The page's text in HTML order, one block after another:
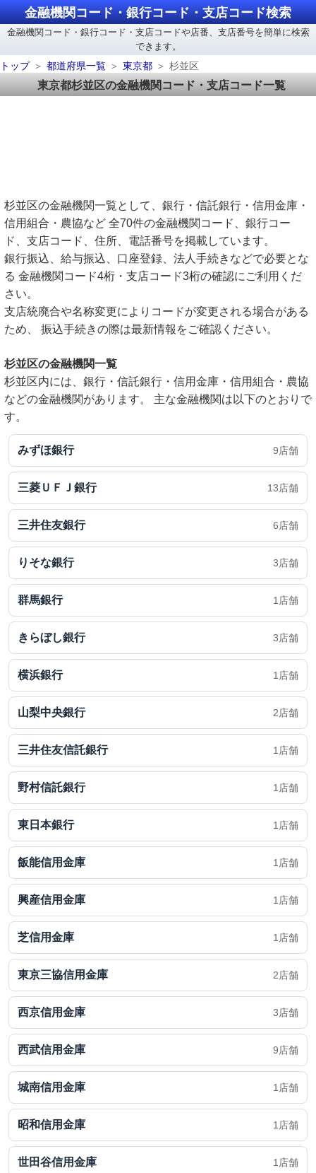
金融機関コード・銀行コード・支店コード検索
金融機関コード・銀行コード・支店コードや店番、支店番号を簡単に検索
できます。
トップ
都道府県一覧 東京都 杉並区
東京都杉並区の金融機関コード・支店コード一覧
杉並区の金融機関一覧として、銀行・信託銀行・信用金庫・
信用組合・農協など 全70件の金融機関コード、銀行コー
ド、支店コード、住所、電話番号を掲載しています。
銀行振込、給与振込、口座登録、法人手続きなどで必要とな
る 金融機関コード4桁・支店コード3桁の確認にご利用くだ
さい。
支店統廃合や名称変更によりコードが変更される場合がある
ため、 振込手続きの際は最新情報をご確認ください。
杉並区の金融機関一覧
杉並区内には、銀行・信託銀行・信用金庫・信用組合・農協
などの金融機関があります。 主な金融機関は以下のとおりで
す。
みずほ銀行 9店舗
三菱ＵＦＪ銀行 13店舗
三井住友銀行 6店舗
りそな銀行 3店舗
群馬銀行 1店舗
きらぼし銀行 3店舗
横浜銀行 1店舗
山梨中央銀行 2店舗
三井住友信託銀行 1店舗
野村信託銀行 1店舗
東日本銀行 1店舗
飯能信用金庫 1店舗
興産信用金庫 1店舗
芝信用金庫 1店舗
東京三協信用金庫 2店舗
西京信用金庫 3店舗
西武信用金庫 9店舗
城南信用金庫 1店舗
昭和信用金庫 1店舗
世田谷信用金庫 1店舗